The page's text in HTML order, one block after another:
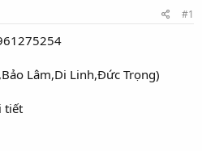
#1
Lâm,Di Linh,Đức Trọng)
tiết